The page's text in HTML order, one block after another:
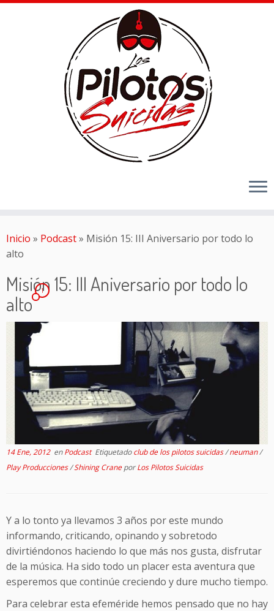
Inicio » Podcast» Misión 15: III Aniversario por todo lo
alto
Misión 15: III Aniversario por todo lo
alto
1
14 Ene, 2012enPodcast Etiquetadoclub de los pilotos suicidas/neuman/
Play Producciones/Shining CraneporLos Pilotos Suicidas
Y a lo tonto ya llevamos 3 años por este mundo
informando, criticando, opinando y sobretodo
divirtiéndonos haciendo lo que más nos gusta, disfrutar
de la música. Ha sido todo un placer esta aventura que
esperemos que continúe creciendo y dure mucho tiempo.
Para celebrar esta efeméride hemos pensado que no hay